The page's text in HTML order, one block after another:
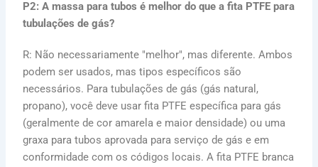
P2: A massa para tubos é melhor do que a fita PTFE para
tubulações de gás?
R: Não necessariamente "melhor", mas diferente. Ambos
podem ser usados, mas tipos específicos são
necessários. Para tubulações de gás (gás natural,
propano), você deve usar fita PTFE específica para gás
(geralmente de cor amarela e maior densidade) ou uma
graxa para tubos aprovada para serviço de gás e em
conformidade com os códigos locais. A fita PTFE branca